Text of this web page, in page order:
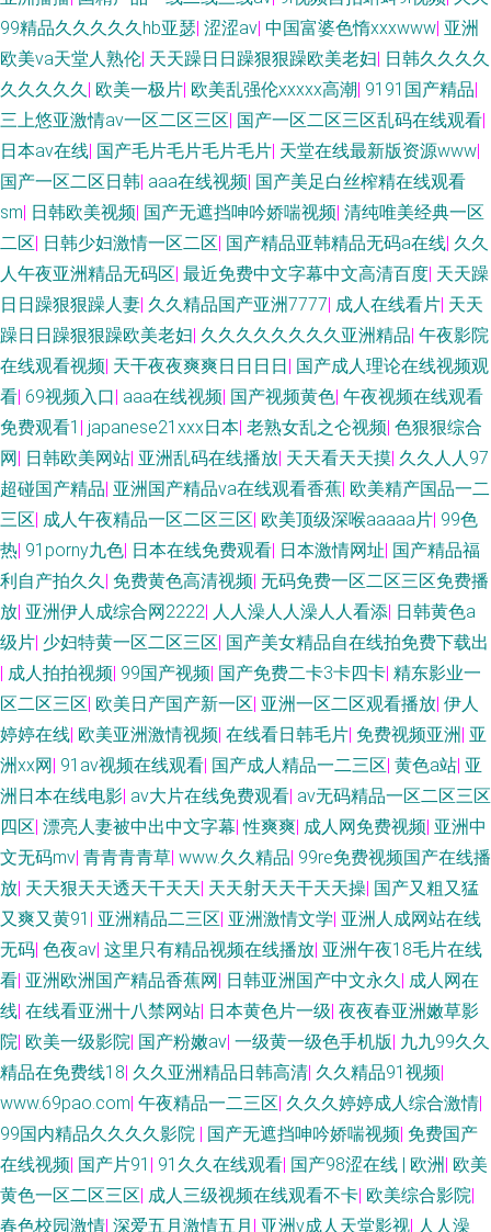
99精品久久久久久hb亚瑟| 涩涩av| 中国富婆色惰xxxwww| 亚洲
欧美va天堂人熟伦| 天天躁日日躁狠狠躁欧美老妇| 日韩久久久久
久久久久久| 欧美一极片| 欧美乱强伦xxxxx高潮| 9191国产精品|
三上悠亚激情av一区二区三区| 国产一区二区三区乱码在线观看|
日本aⅴ在线| 国产毛片毛片毛片毛片| 天堂在线最新版资源www|
国产一区二区日韩| aaa在线视频| 国产美足白丝榨精在线观看
sm| 日韩欧美视频| 国产无遮挡呻吟娇喘视频| 清纯唯美经典一区
二区| 日韩少妇激情一区二区| 国产精品亚韩精品无码a在线| 久久
人午夜亚洲精品无码区| 最近免费中文字幕中文高清百度| 天天躁
日日躁狠狠躁人妻| 久久精品国产亚洲7777| 成人在线看片| 天天
躁日日躁狠狠躁欧美老妇| 久久久久久久久久亚洲精品| 午夜影院
在线观看视频| 天干夜夜爽爽日日日日| 国产成人理论在线视频观
看| 69视频入口| aaa在线视频| 国产视频黄色| 午夜视频在线观看
免费观看1 | japanese21ⅹxx日本| 老熟女乱之仑视频| 色狠狠综合
网| 日韩欧美网站| 亚洲乱码在线播放| 天天看天天摸| 久久人人97
超碰国产精品| 亚洲国产精品va在线观看香蕉| 欧美精产国品一二
三区| 成人午夜精品一区二区三区| 欧美顶级深喉aaaaa片| 99色
热| 91porny九色| 日本在线免费观看| 日本激情网址| 国产精品福
利自产拍久久| 免费黄色高清视频| 无码免费一区二区三区免费播
放| 亚洲伊人成综合网2222| 人人澡人人澡人人看添| 日韩黄色a
级片| 少妇特黄一区二区三区| 国产美女精品自在线拍免费下载出
| 成人拍拍视频| 99国产视频| 国产免费二卡3卡四卡| 精东影业一
区二区三区| 欧美日产国产新一区| 亚洲一区二区观看播放| 伊人
婷婷在线| 欧美亚洲激情视频| 在线看日韩毛片| 免费视频亚洲 | 亚
洲xx网| 91av视频在线观看| 国产成人精品一二三区| 黄色a站| 亚
洲日本在线电影| av大片在线免费观看| av无码精品一区二区三区
四区| 漂亮人妻被中出中文字幕|性爽爽| 成人网免费视频| 亚洲中
文无码mv| 青青青青草| www.久久精品| 99re免费视频国产在线播
放| 天天狠天天透天干天天| 天天射天天干天天操| 国产又粗又猛
又爽又黄91 | 亚洲精品二三区| 亚洲激情文学| 亚洲人成网站在线
无码| 色夜av| 这里只有精品视频在线播放| 亚洲午夜18毛片在线
看| 亚洲欧洲国产精品香蕉网| 日韩亚洲国产中文永久| 成人网在
线| 在线看亚洲十八禁网站| 日本黄色片一级| 夜夜春亚洲嫩草影
院| 欧美一级影院| 国产粉嫩av| 一级黄一级色手机版| 九九99久久
精品在免费线18| 久久亚洲精品日韩高清| 久久精品91视频|
www.69pao.com| 午夜精品一二三区| 久久久婷婷成人综合激情|
99国内精品久久久久影院 | 国产无遮挡呻吟娇喘视频| 免费国产
在线视频| 国产片91 | 91久久在线观看| 国产98涩在线 | 欧洲 | 欧美
黄色一区二区三区| 成人三级视频在线观看不卡| 欧美综合影院|
春色校园激情| 深爱五月激情五月 | 亚洲v成人天堂影视| 人人澡